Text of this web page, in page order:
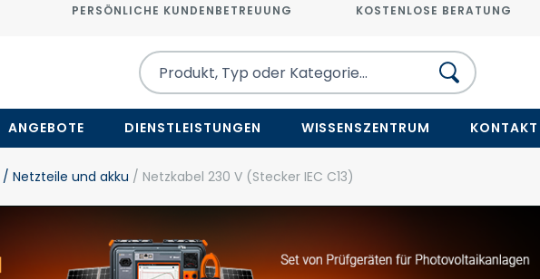
PERSÖNLICHE KUNDENBETREUUNG KOSTENLOSE BERATUNG
ANGEBOTE DIENSTLEISTUNGEN WISSENSZENTRUM KONTAKT
/ Netzteile und akku / Netzkabel 230 V (Stecker IEC C13)